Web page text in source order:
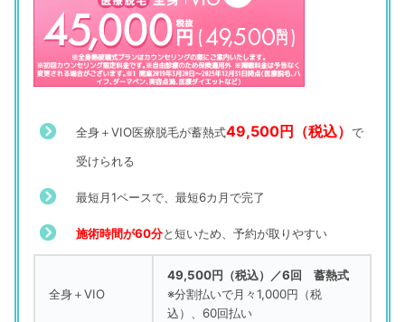
全身＋VIO医療脱毛が蓄熱式49,500円（税込）で
受けられる
最短月1ペースで、最短6カ月で完了
施術時間が60分と短いため、予約が取りやすい
全身＋VIO
49,500円（税込）／6回 蓄熱式
※分割払いで月々1,000円（税
込）、60回払い